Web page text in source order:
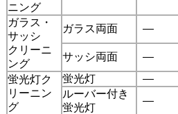
ニング
ガラス・
サッシ
クリーニ
ング
ガラス両面 ―
サッシ両面 ―
蛍光灯ク
リーニン
グ
蛍光灯 ―
ルーバー付き
蛍光灯
―